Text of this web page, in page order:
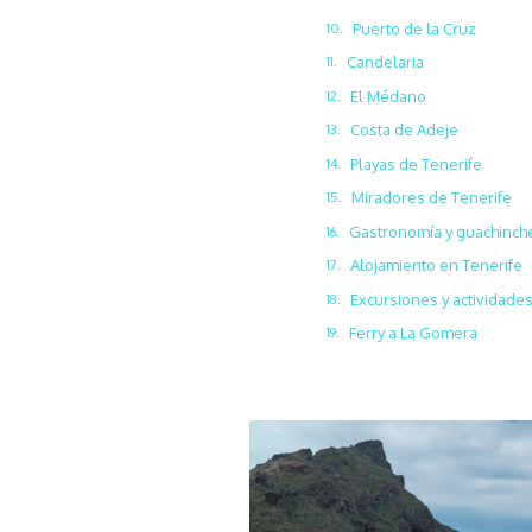
Puerto de la Cruz
Candelaria
El Médano
Costa de Adeje
Playas de Tenerife
Miradores de Tenerife
Gastronomía y
Alojamiento en Tenerife
Excursiones y actividades
Ferry a La Gomera